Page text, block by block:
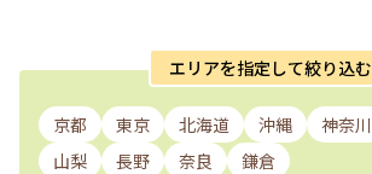
エリアを指定して絞り込む
京都 東京 北海道 沖縄 神奈川
山梨
長野 奈良 鎌倉